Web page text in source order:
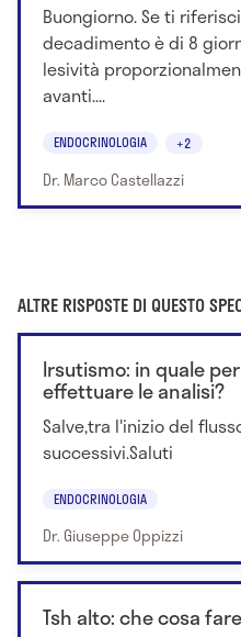
Buongiorno. Se ti
decadimento è di 8
lesività
avanti....
ENDOCRINOLOGIA +2
Dr. Marco Castellazzi
ALTRE RISPOSTE DI QUESTO
Irsutismo: in quale
effettuare le analisi?
Salve,tra l'inizio del
successivi.Saluti
ENDOCRINOLOGIA
Dr. Giuseppe Oppizzi
Tsh alto: che cosa